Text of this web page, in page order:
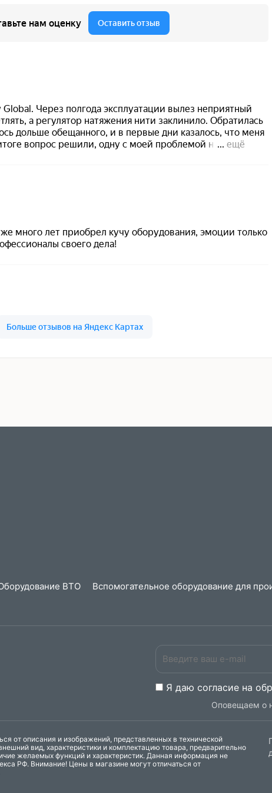
ВТО
Вспомогательное оборудование для
Я даю cогласие на
Оповещаем о
от описания и изображений, представленных в технической
вид, характеристики и комплектацию товара, предварительно
желаемых функций и характеристик. Данная информация не
РФ. Внимание! Цены в магазине могут отличаться от